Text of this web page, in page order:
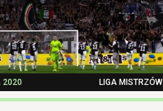
2020 LIGA MISTRZÓW